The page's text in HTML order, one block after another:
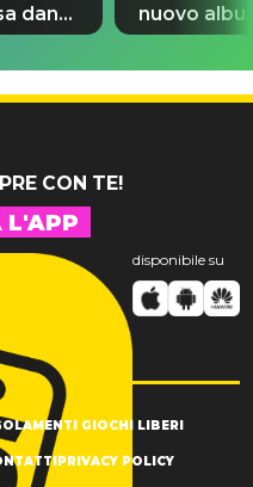
dance
Sara
nuovo
di Prince
10 brani
inediti
CON TE!
L'APP
disponibile su
GIOCHI LIBERI
PRIVACY POLICY